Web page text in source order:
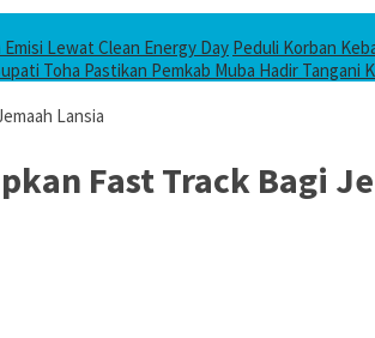
Lewat Clean Energy Day Peduli Korban
Toha Pastikan Pemkab Muba Hadir Tangani
Lansia
Fast Track Bagi